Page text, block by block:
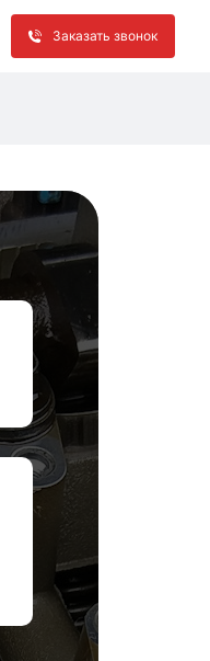
Заказать звонок